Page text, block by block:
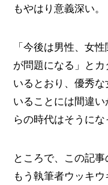
もやはり意義深い。
「今後は男性、女
が問題になる」と
いるとおり、優秀
いることには間違
らの時代はそうにな
ところで、この記事
もう執筆者ウッキ